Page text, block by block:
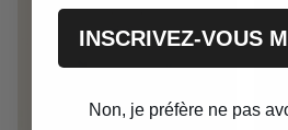
INSCRIVEZ-VOUS
Non, je préfère ne pas